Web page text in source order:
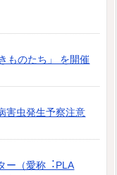
ものたち」 を開催
害虫発生予察注意
ー（愛称︓PLA